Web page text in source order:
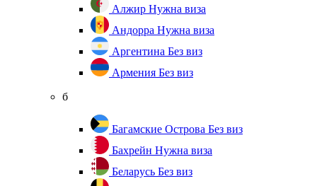
Алжир Нужна виза
Андорра Нужна виза
Аргентина Без виз
Армения Без виз
б
Багамские Острова Без виз
Бахрейн Нужна виза
Беларусь Без виз